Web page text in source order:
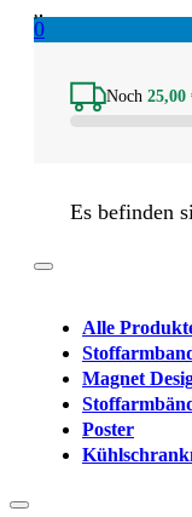
0
Noch 25,00
Es befinden
Alle
Magnet
Poster